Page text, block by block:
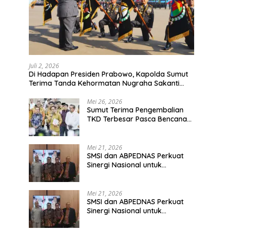
Juli 2, 2026
Di Hadapan Presiden Prabowo, Kapolda Sumut
Terima Tanda Kehormatan Nugraha Sakanti
Mei 26, 2026
Sumut Terima Pengembalian
TKD Terbesar Pasca Bencana
Mei 21, 2026
SMSI dan ABPEDNAS Perkuat
Sinergi Nasional untuk
Mei 21, 2026
SMSI dan ABPEDNAS Perkuat
Sinergi Nasional untuk